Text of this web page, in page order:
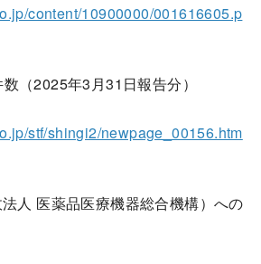
content/10900000/001616605.p
（2025年3月31日報告分）
stf/shingi2/newpage_00156.htm
法人 医薬品医療機器総合機構）への